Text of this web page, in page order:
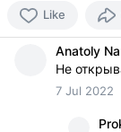
Like
Anatoly
Не
7 Jul 2022